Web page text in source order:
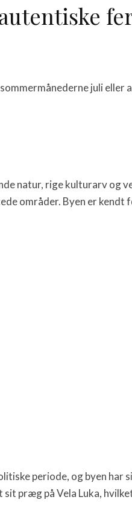
juli eller
natur, rige kulturarv og
områder. Byen er kendt
periode, og byen har
præg på Vela Luka,